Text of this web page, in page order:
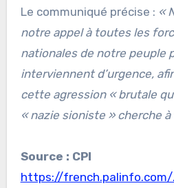
Le communiqué précise : «
notre appel à toutes les
nationales de notre peuple
interviennent d’urgence,
cette agression « brutale
« nazie sioniste » cherche à
Source : CPI
https://